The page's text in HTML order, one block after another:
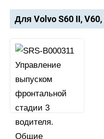
Для Volvo S60 II, V60,